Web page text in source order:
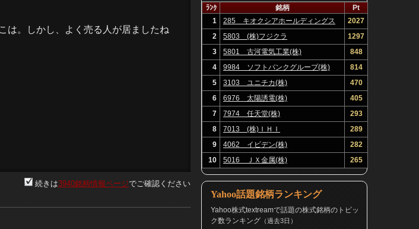
は。しかし、よく売る人が居ましたね
当てて、足りない100万株を市場から買
続きは3940銘柄情報ページでご確認ください
ﾗﾝｸ 銘柄
Pt
1
285 キオクシアホールディングス
(株)
2027
2
5803 (株)フジクラ
1297
3
5801 古河電気工業(株)
848
4
9984 ソフトバンクグループ(株)
814
5
3103 ユニチカ(株)
470
6
6976 太陽誘電(株)
405
7
7974 任天堂(株)
293
8
7013 (株)ＩＨＩ
289
9
4062 イビデン(株)
282
10
5016 ＪＸ金属(株) 265
Yahoo話題銘柄ランキング
Yahoo株式textreamで話題の株式銘柄のトピッ
ク数ランキング（過去3日）